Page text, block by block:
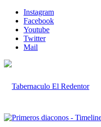
Instagram
Facebook
Youtube
Twitter
Mail